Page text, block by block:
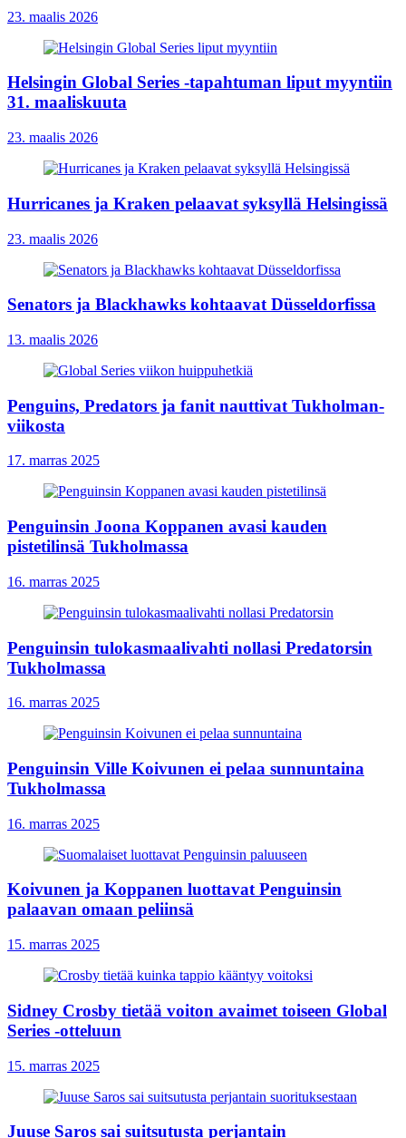
23. maalis 2026
Helsingin Global Series -tapahtuman liput myyntiin
31. maaliskuuta
23. maalis 2026
Hurricanes ja Kraken pelaavat syksyllä Helsingissä
23. maalis 2026
Senators ja Blackhawks kohtaavat Düsseldorfissa
13. maalis 2026
Penguins, Predators ja fanit nauttivat Tukholman-
viikosta
17. marras 2025
Penguinsin Joona Koppanen avasi kauden
pistetilinsä Tukholmassa
16. marras 2025
Penguinsin tulokasmaalivahti nollasi Predatorsin
Tukholmassa
16. marras 2025
Penguinsin Ville Koivunen ei pelaa sunnuntaina
Tukholmassa
16. marras 2025
Koivunen ja Koppanen luottavat Penguinsin
palaavan omaan peliinsä
15. marras 2025
Sidney Crosby tietää voiton avaimet toiseen Global
Series -otteluun
15. marras 2025
Juuse Saros sai suitsutusta perjantain